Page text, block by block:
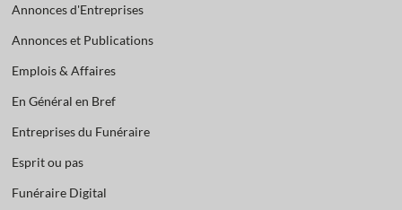
Annonces d'Entreprises
Annonces et Publications
Emplois & Affaires
En Général en Bref
Entreprises du Funéraire
Esprit ou pas
Funéraire Digital